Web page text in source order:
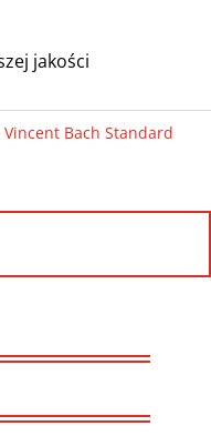
jakości
Vincent Bach Standard